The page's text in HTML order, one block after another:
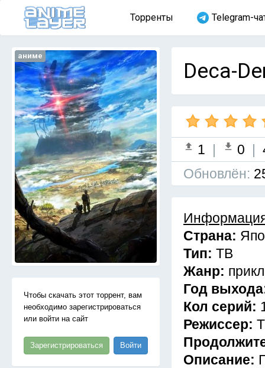
Торренты Telegram-
аниме
Чтобы скачать этот торрент, вам
необходимо зарегистрироваться
или войти на сайт
Зарегистрироваться Войти
Deca-
1 | 0 |
Обновлён:
Страна:
Тип: ТВ
Жанр:
Год
Кол серий:
Режиссер:
Описание: